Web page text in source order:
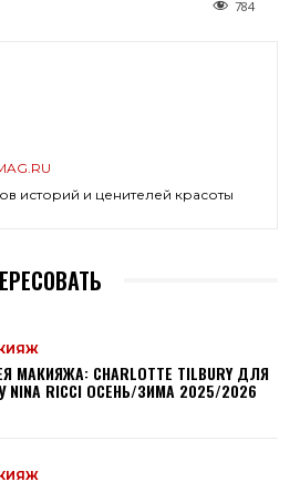
784
историй и ценителей красоты
МАКИЯЖА: CHARLOTTE TILBURY ДЛЯ
NINA RICCI ОСЕНЬ/ЗИМА 2025/2026